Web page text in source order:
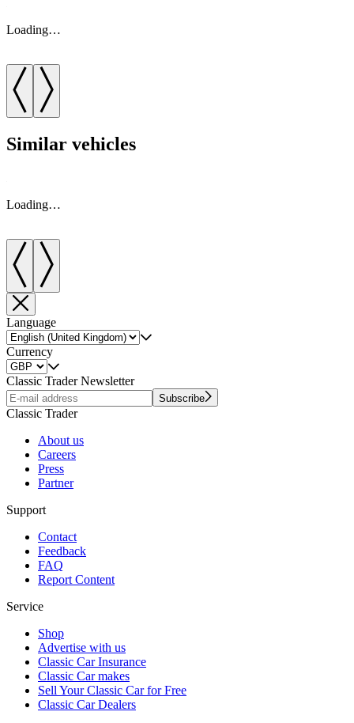
Loading…
Similar vehicles
Loading…
Language
Currency
Classic Trader Newsletter
Subscribe
Classic Trader
About us
Careers
Press
Partner
Support
Contact
Feedback
FAQ
Report Content
Service
Shop
Advertise with us
Classic Car Insurance
Classic Car makes
Sell Your Classic Car for Free
Classic Car Dealers